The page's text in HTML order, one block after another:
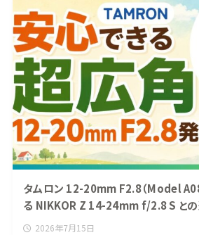
タムロン 12-20mm F2.8（Model
る NIKKOR Z 14-24mm f/2.8 S との
2026年7月15日